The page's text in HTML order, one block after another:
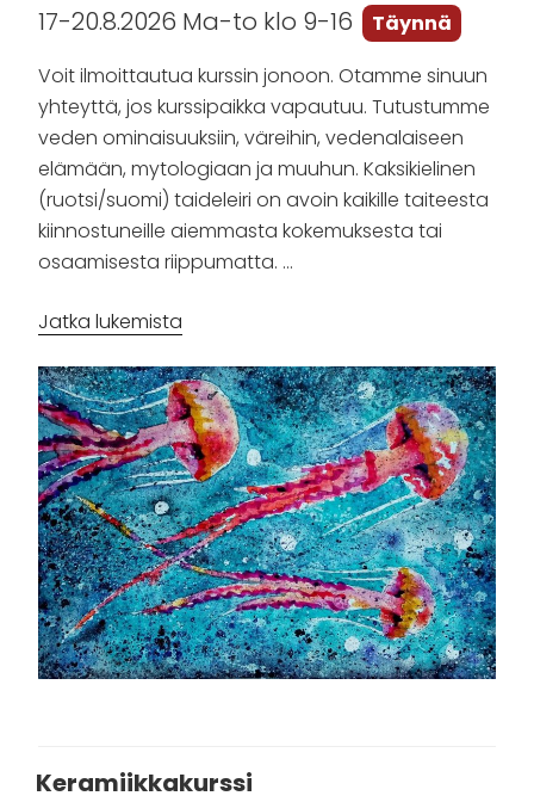
17-20.8.2026 Ma-to klo 9-16
Täynnä
Voit ilmoittautua kurssin jonoon. Otamme sinuun
yhteyttä, jos kurssipaikka vapautuu. Tutustumme
veden ominaisuuksiin, väreihin, vedenalaiseen
elämään, mytologiaan ja muuhun. Kaksikielinen
(ruotsi/suomi) taideleiri on avoin kaikille taiteesta
kiinnostuneille aiemmasta kokemuksesta tai
osaamisesta riippumatta. …
Jatka lukemista
kaksikielinen
taidekurssi”
Keramiikkakurssi